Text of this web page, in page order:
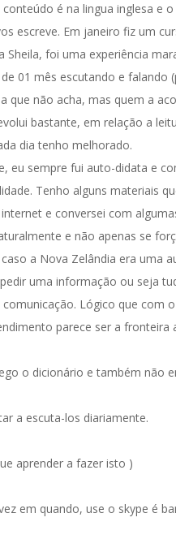
é na lingua inglesa e
escreve. Em janeiro fiz um
foi uma experiência
01 mês escutando e falando
não acha, mas quem a
bastante, em relação a
dia tenho melhorado.
eu sempre fui auto-didata e
Tenho alguns materiais
e conversei com
e não apenas se
a Nova Zelândia era uma
uma informação ou seja
Lógico que com
parece ser a fronteira
o dicionário e também não
a escuta-los diariamente.
aprender a fazer isto )
em quando, use o skype é